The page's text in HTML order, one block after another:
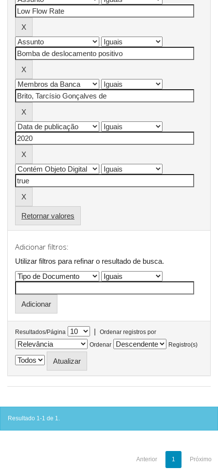
Retornar valores
Adicionar filtros:
Utilizar filtros para refinar o resultado de busca.
Resultados/Página |
Ordenar registros por
Ordenar
Registro(s)
Resultado 1-1 de 1.
Anterior 1 Próximo